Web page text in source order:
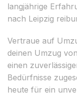
langjährige
nach Leipzig
Vertraue auf
deinen Umzug
einen
Bedürfnisse
heute für ein